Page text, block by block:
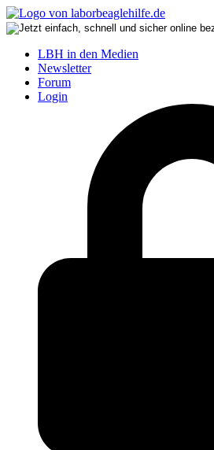
LBH in den Medien
Newsletter
Forum
Login